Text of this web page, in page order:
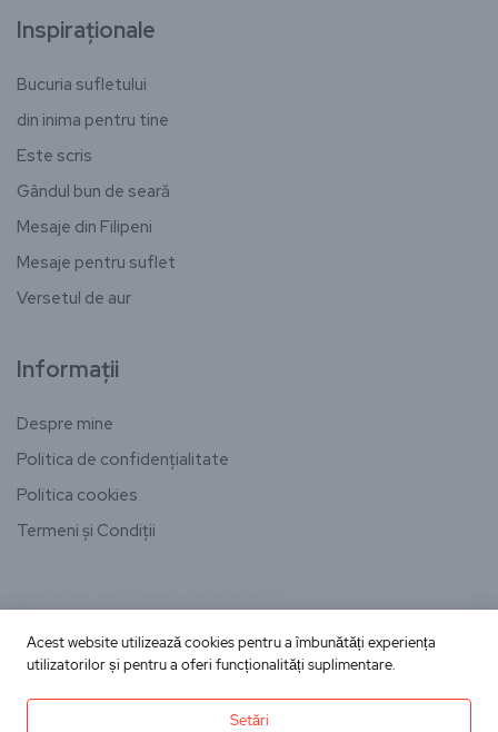
Inspiraționale
Bucuria sufletului
din inima pentru tine
Este scris
Gândul bun de seară
Mesaje din Filipeni
Mesaje pentru suflet
Versetul de aur
Informații
Despre mine
Politica de confidențialitate
Politica cookies
Termeni și Condiții
Copyright © Toate drepturile rezervate
Acest website utilizează cookies pentru a îmbunătăți experiența
utilizatorilor și pentru a oferi funcționalități suplimentare.
Setări